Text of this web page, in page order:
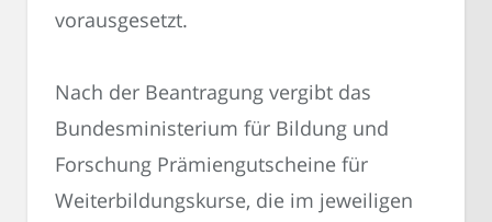
vorausgesetzt.
Nach der Beantragung vergibt das
Bundesministerium für Bildung und
Forschung Prämiengutscheine für
Weiterbildungskurse, die im jeweiligen